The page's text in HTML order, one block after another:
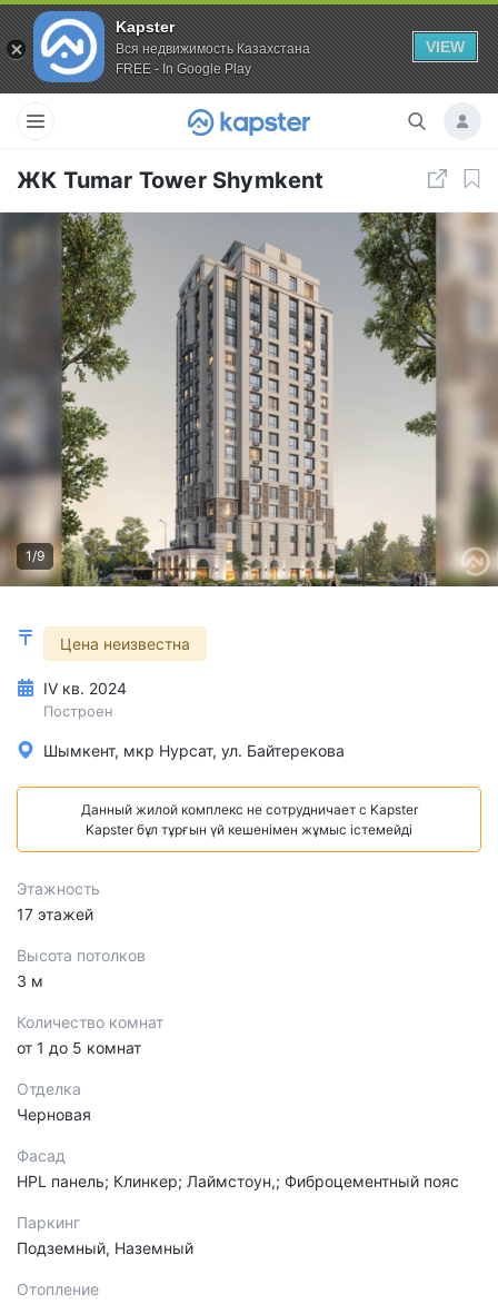
Kapster
Вся недвижимость Казахстана
FREE - In Google Play
VIEW
ЖК Tumar Tower Shymkent
1/9
Цена неизвестна
IV кв. 2024
Построен
Шымкент, мкр Нурсат, ул. Байтерекова
Данный жилой комплекс не сотрудничает с Kapster
Kapster бұл тұрғын үй кешенімен жұмыс істемейді
Этажность
17 этажей
Высота потолков
3 м
Количество комнат
от 1 до 5 комнат
Отделка
Черновая
Фасад
HPL панель; Клинкер; Лаймстоун,; Фиброцементный пояс
Паркинг
Подземный, Наземный
Отопление